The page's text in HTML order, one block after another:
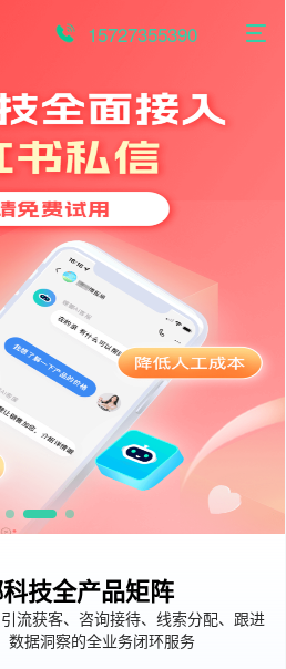
15727355390
技全产品矩阵
流获客、咨询接待、线索分配、跟进
数据洞察的全业务闭环服务